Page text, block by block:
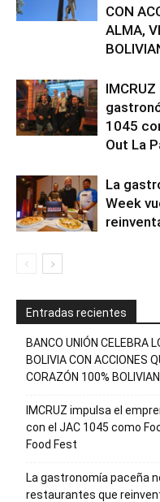
CON
ALMA,
1045
Out La
La
Week
Entradas recientes
BANCO UNIÓN CELEBRA
BOLIVIA CON ACCIONES
CORAZÓN 100%
IMCRUZ impulsa el
con el JAC 1045 como
Food Fest
La gastronomía paceña
restaurantes que